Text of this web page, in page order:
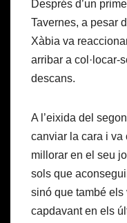
Després d’un
Tavernes, a pesar
Xàbia va
arribar a col·locar-
descans.
A l’eixida del
canviar la cara i va
millorar en el seu
sols que
sinó que també els
capdavant en els